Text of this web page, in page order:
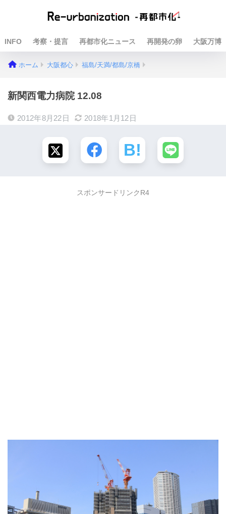
INFO 考察・提言 再都市化ニュース 再開発の卵 大阪万博
ホーム 大阪都心 福島/天満/都島/京橋
新関西電力病院 12.08
2012年8月22日 2018年1月12日
スポンサードリンクR4